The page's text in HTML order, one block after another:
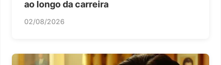
ao longo da carreira
02/08/2026